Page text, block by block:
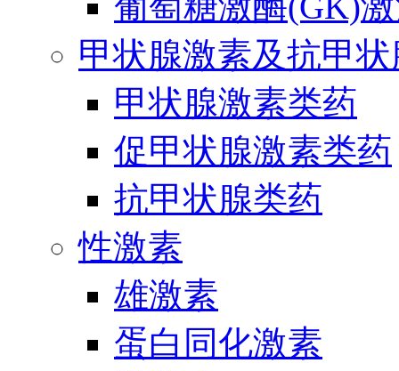
甲状腺激素及抗甲
甲状腺激素类药
促甲状腺激素类药
抗甲状腺类药
性激素
雄激素
蛋白同化激素